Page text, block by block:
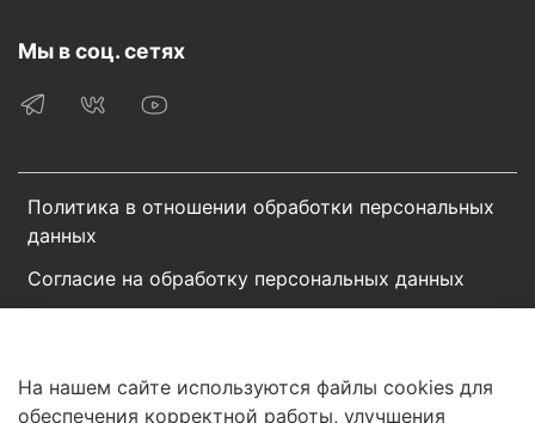
Политика в отношении обработки персональных
данных
Согласие на обработку персональных данных
Мы в соц. сетях
На нашем сайте используются файлы cookies для
обеспечения корректной работы, улучшения